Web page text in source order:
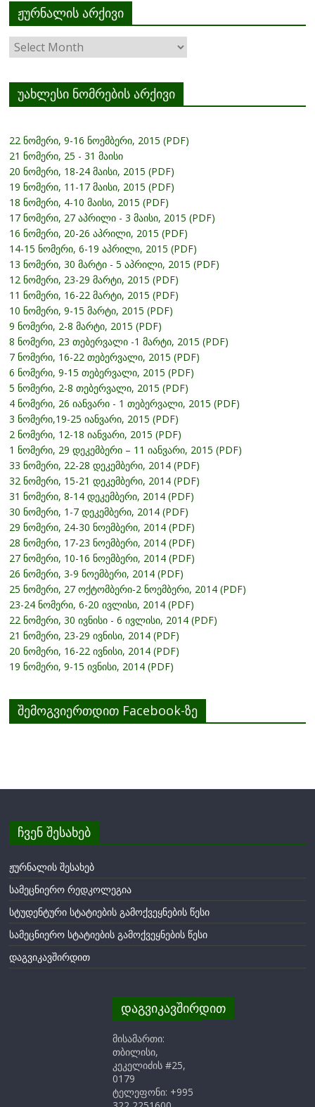
ჟურნალის არქივი
ჟურნალის
არქივი
უახლესი ნომრების არქივი
22 ნომერი, 9-16 ნოემბერი, 2015 (PDF)
21 ნომერი, 25 - 31 მაისი
20 ნომერი, 18-24 მაისი, 2015 (PDF)
19 ნომერი, 11-17 მაისი, 2015 (PDF)
18 ნომერი, 4-10 მაისი, 2015 (PDF)
17 ნომერი, 27 აპრილი - 3 მაისი, 2015 (PDF)
16 ნომერი, 20-26 აპრილი, 2015 (PDF)
14-15 ნომერი, 6-19 აპრილი, 2015 (PDF)
13 ნომერი, 30 მარტი - 5 აპრილი, 2015 (PDF)
12 ნომერი, 23-29 მარტი, 2015 (PDF)
11 ნომერი, 16-22 მარტი, 2015 (PDF)
10 ნომერი, 9-15 მარტი, 2015 (PDF)
9 ნომერი, 2-8 მარტი, 2015 (PDF)
8 ნომერი, 23 თებერვალი -1 მარტი, 2015 (PDF)
7 ნომერი, 16-22 თებერვალი, 2015 (PDF)
6 ნომერი, 9-15 თებერვალი, 2015 (PDF)
5 ნომერი, 2-8 თებერვალი, 2015 (PDF)
4 ნომერი, 26 იანვარი - 1 თებერვალი, 2015 (PDF)
3 ნომერი,19-25 იანვარი, 2015 (PDF)
2 ნომერი, 12-18 იანვარი, 2015 (PDF)
1 ნომერი, 29 დეკემბერი – 11 იანვარი, 2015 (PDF)
33 ნომერი, 22-28 დეკემბერი, 2014 (PDF)
32 ნომერი, 15-21 დეკემბერი, 2014 (PDF)
31 ნომერი, 8-14 დეკემბერი, 2014 (PDF)
30 ნომერი, 1-7 დეკემბერი, 2014 (PDF)
29 ნომერი, 24-30 ნოემბერი, 2014 (PDF)
28 ნომერი, 17-23 ნოემბერი, 2014 (PDF)
27 ნომერი, 10-16 ნოემბერი, 2014 (PDF)
26 ნომერი, 3-9 ნოემბერი, 2014 (PDF)
25 ნომერი, 27 ოქტომბერი-2 ნოემბერი, 2014 (PDF)
23-24 ნომერი, 6-20 ივლისი, 2014 (PDF)
22 ნომერი, 30 ივნისი - 6 ივლისი, 2014 (PDF)
21 ნომერი, 23-29 ივნისი, 2014 (PDF)
20 ნომერი, 16-22 ივნისი, 2014 (PDF)
19 ნომერი, 9-15 ივნისი, 2014 (PDF)
შემოგვიერთდით Facebook-ზე
ჩვენ შესახებ
ჟურნალის შესახებ
სამეცნიერო რედკოლეგია
სტუდენტური სტატიების გამოქვეყნების წესი
სამეცნიერო სტატიების გამოქვეყნების წესი
დაგვიკავშირდით
დაგვიკავშირდით
მისამართი:
თბილისი,
კეკელიძის #25,
0179
ტელეფონი: +995